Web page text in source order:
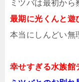
ミツバは最初から
最期に光くんと遊
本当にしんどい
幸せすぎる水族館